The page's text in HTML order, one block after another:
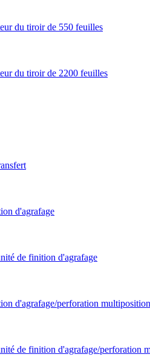
du tiroir de 550 feuilles
du tiroir de 2200 feuilles
d'agrafage
de finition d'agrafage
d'agrafage/perforation multiposition
de finition d'agrafage/perforation